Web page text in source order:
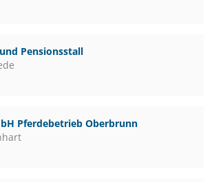
Pensionsstall
Pferdebetrieb Oberbrunn